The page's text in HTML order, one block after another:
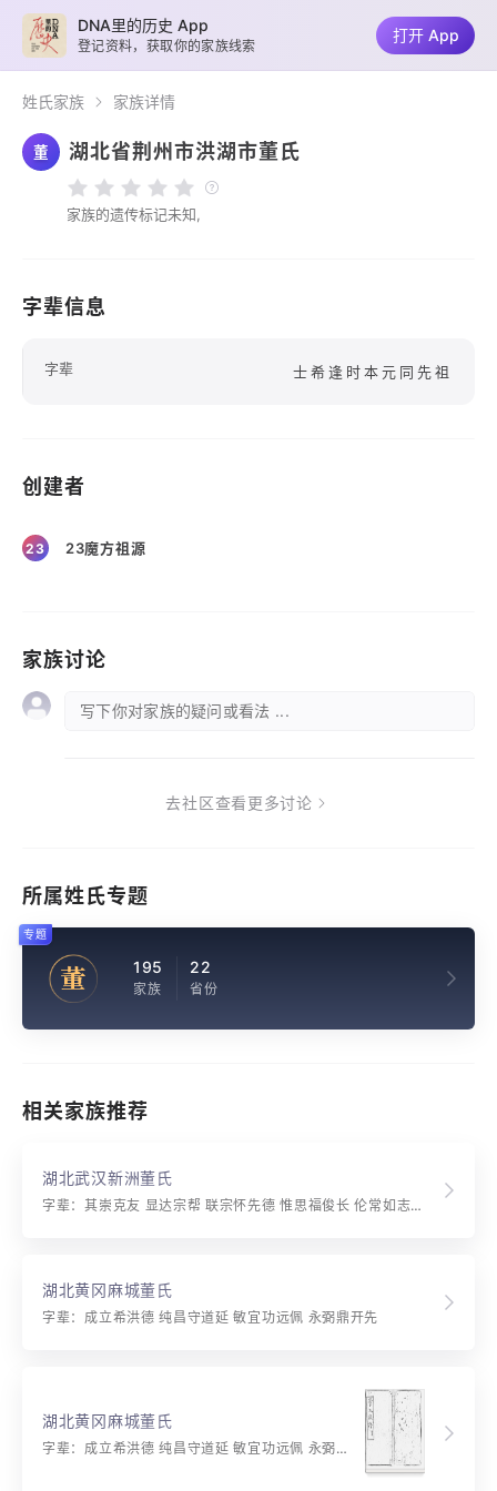
姓氏家族 家族详情
董 湖北省荆州市洪湖市董氏
家族的遗传标记未知,
字辈信息
字辈 士希逢时本元同先祖
创建者
23 23魔方祖源
家族讨论
写下你对家族的疑问或看法 ...
去社区查看更多讨论
所属姓氏专题
董 195
家族
22
省份
专题
相关家族推荐
湖北武汉新洲董氏
字辈：其崇克友 显达宗帮 联宗怀先德 惟思福俊长 伦常如志礼 必可发祯祥
湖北黄冈麻城董氏
字辈：成立希洪德 纯昌守道延 敏宜功远佩 永弼鼎开先
湖北黄冈麻城董氏
字辈：成立希洪德 纯昌守道延 敏宜功远佩 永弼鼎开先
DNA里的历史 App
登记资料，获取你的家族线索
打开 App